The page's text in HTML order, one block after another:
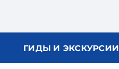
ГИДЫ И ЭКСКУРСИИ